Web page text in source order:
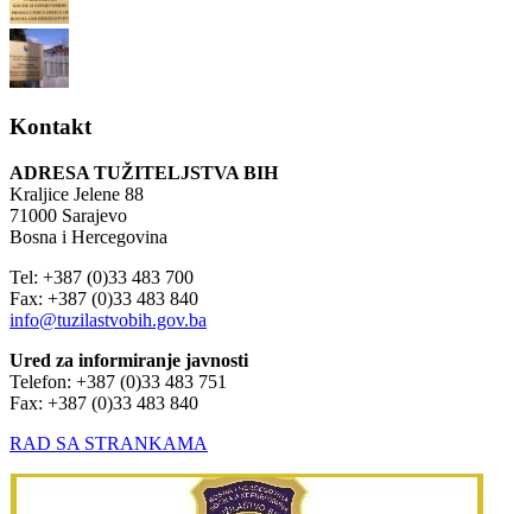
Kontakt
ADRESA TUŽITELJSTVA BIH
Kraljice Jelene 88
71000 Sarajevo
Bosna i Hercegovina
Tel: +387 (0)33 483 700
Fax: +387 (0)33 483 840
info@tuzilastvobih.gov.ba
Ured za informiranje javnosti
Telefon: +387 (0)33 483 751
Fax: +387 (0)33 483 840
RAD SA STRANKAMA